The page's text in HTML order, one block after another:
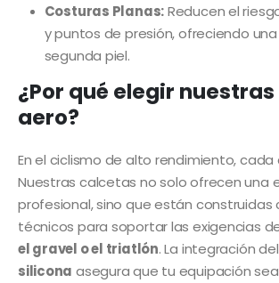
Costuras Planas:Reducen el
y puntos de presión, ofreciendo
segunda piel.
¿Por qué elegir
aero?
En el ciclismo de alto rendimiento,
Nuestras calcetas no solo ofrecen una
profesional, sino que están construidas
técnicos para soportar las exigencias
el gravel o el triatlón. La integración del
silicona asegura que tu equipación